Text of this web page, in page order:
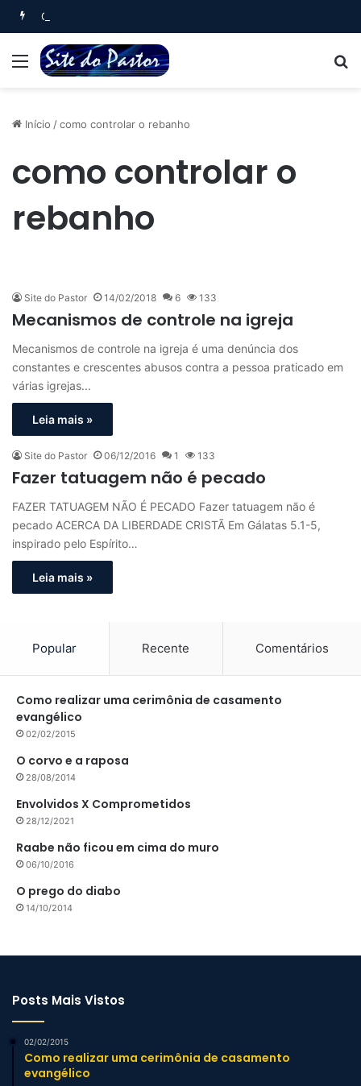
Oração Matinal (Salmo 5)
Menu
Início /como controlar o rebanho
como controlar o
rebanho
Site do Pastor 14/02/2018 6 133
Mecanismos de controle na igreja
Mecanismos de controle na igreja é uma denúncia dos
constantes e crescentes abusos contra a pessoa praticado em
várias igrejas...
Leia mais »
Site do Pastor 06/12/2016 1 133
Fazer tatuagem não é pecado
FAZER TATUAGEM NÃO É PECADO Fazer tatuagem não é
pecado ACERCA DA LIBERDADE CRISTÃ Em Gálatas 5.1-5,
inspirado pelo Espírito…
Leia mais »
Popular Recente Comentários
Como realizar uma cerimônia de casamento
evangélico
02/02/2015
O corvo e a raposa
28/08/2014
Envolvidos X Comprometidos
28/12/2021
Raabe não ficou em cima do muro
06/10/2016
O prego do diabo
14/10/2014
Posts Mais Vistos
02/02/2015
Como realizar uma cerimônia de casamento
evangélico